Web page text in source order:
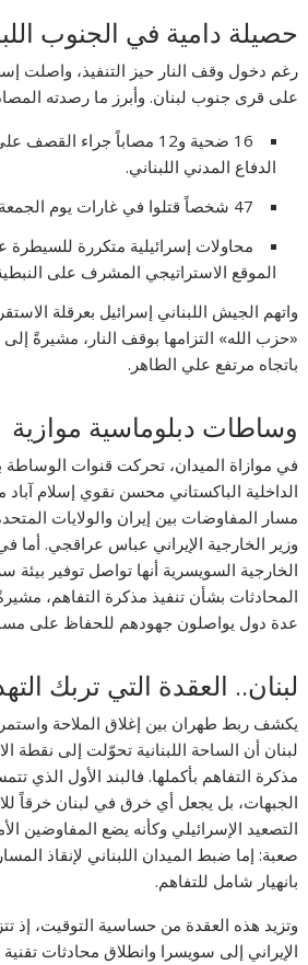
حصيلة دامية في الجنوب
رغم دخول وقف النار حيز التنفيذ، واصلت
على قرى جنوب لبنان. وأبرز ما رصدته
16 ضحية و12 مصاباً جراء
الدفاع المدني اللبناني.
47 شخصاً قتلوا في غارات يوم الجمعة قبيل سريان الاتفاق.
محاولات إسرائيلية متكررة للسيطرة
الموقع الاستراتيجي المشرف على
واتهم الجيش اللبناني إسرائيل بعرقلة
«حزب الله» التزامها بوقف النار، مشيرةً
باتجاه مرتفع علي الطاهر.
وساطات دبلوماسية موازية
في موازاة الميدان، تحركت قنوات الوساطة
الداخلية الباكستاني محسن نقوي إسلام آباد
مسار المفاوضات بين إيران والولايات
وزير الخارجية الإيراني عباس عراقجي. أما
الخارجية السويسرية أنها تواصل توفير بيئة
المحادثات بشأن تنفيذ مذكرة التفاهم،
عدة دول يواصلون جهودهم للحفاظ على
لبنان.. العقدة التي تربك
يكشف ربط طهران بين إغلاق الملاحة
لبنان أن الساحة اللبنانية تحوّلت إلى نقطة
مذكرة التفاهم بأكملها. فالبند الأول الذي
الجبهات، بل يجعل أي خرق في لبنان خرقاً
التصعيد الإسرائيلي وكأنه يضع المفاوضين
صعبة: إما ضبط الميدان اللبناني لإنقاذ
بانهيار شامل للتفاهم.
وتزيد هذه العقدة من حساسية التوقيت، إذ
الإيراني إلى سويسرا وانطلاق محادثات